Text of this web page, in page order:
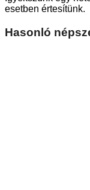
esetben értesítünk.
Hasonló